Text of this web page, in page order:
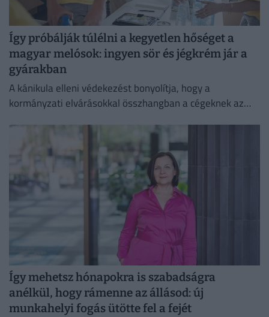
Így próbálják túlélni a kegyetlen hőséget a
magyar melósok: ingyen sör és jégkrém jár a
gyárakban
A kánikula elleni védekezést bonyolítja, hogy a
kormányzati elvárásokkal összhangban a cégeknek az
Így mehetsz hónapokra is szabadságra
anélkül, hogy rámenne az állásod: új
munkahelyi fogás ütötte fel a fejét